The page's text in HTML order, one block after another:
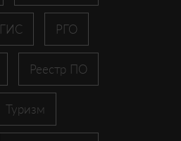
ГИС РГО
Реестр ПО
Туризм